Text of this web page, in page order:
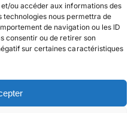
ou accéder aux informations des
technologies nous permettra de
de navigation ou les ID
consentir ou de retirer son
sur certaines caractéristiques